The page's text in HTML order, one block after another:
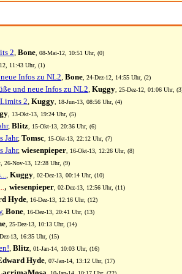
2, Bone , 08-Mai-12, 10:51 Uhr, (0)
12, 11:43 Uhr, (1)
Infos zu NL2, Bone , 24-Dez-12, 14:55 Uhr, (2)
und neue Infos zu NL2, Kuggy , 25-Dez-12, 01:06 Uhr,
2, Kuggy , 18-Jun-13, 08:56 Uhr, (4)
, 13-Okt-13, 19:24 Uhr, (5)
, Blitz , 15-Okt-13, 20:36 Uhr, (6)
Jahr, Tomsc , 15-Okt-13, 22:12 Uhr, (7)
Jahr, wiesenpieper , 16-Okt-13, 12:26 Uhr, (8)
, 26-Nov-13, 12:28 Uhr, (9)
, Kuggy , 02-Dez-13, 00:14 Uhr, (10)
, wiesenpieper , 02-Dez-13, 12:56 Uhr, (11)
Hyde , 16-Dez-13, 12:16 Uhr, (12)
, Bone , 16-Dez-13, 20:41 Uhr, (13)
, 25-Dez-13, 10:13 Uhr, (14)
Dez-13, 16:35 Uhr, (15)
, Blitz , 01-Jan-14, 10:03 Uhr, (16)
Hyde , 07-Jan-14, 13:12 Uhr, (17)